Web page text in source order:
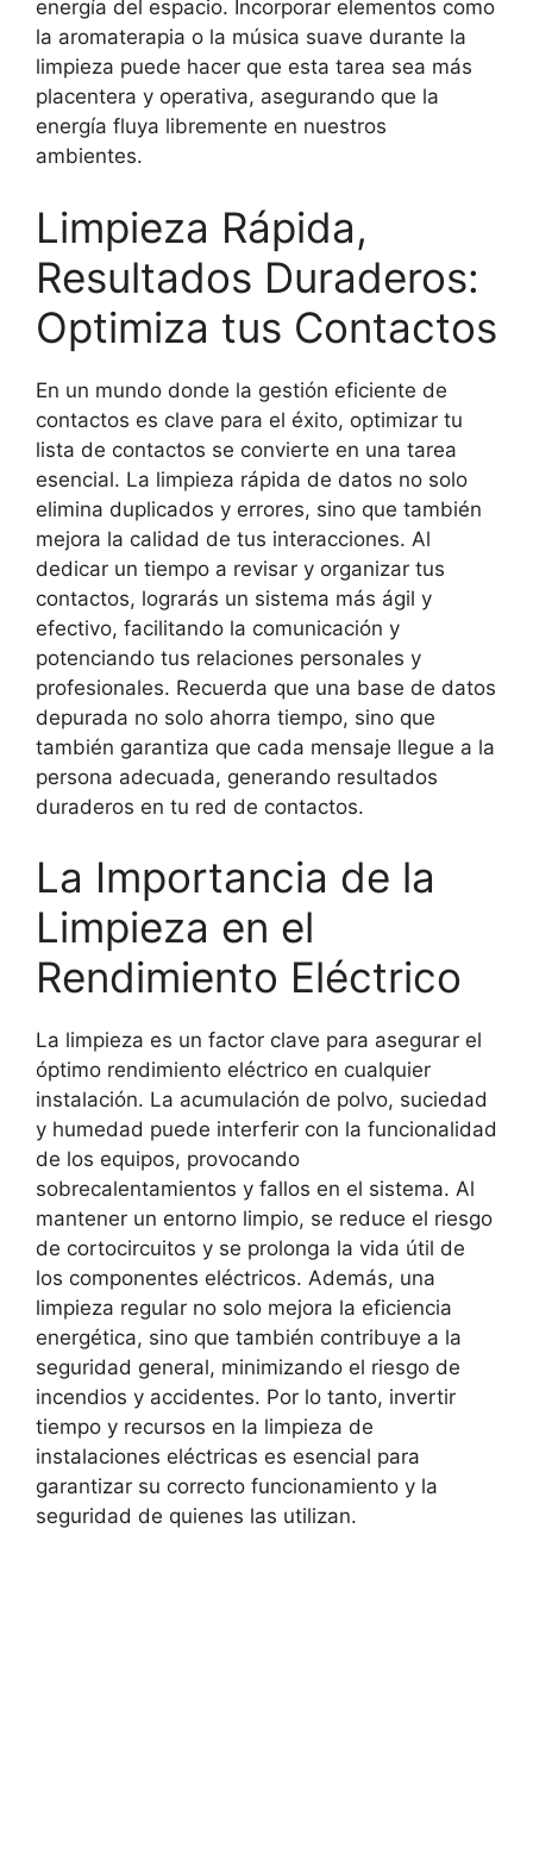
energía del espacio. Incorporar elementos como
la aromaterapia o la música suave durante la
limpieza puede hacer que esta tarea sea más
placentera y operativa, asegurando que la
energía fluya libremente en nuestros
ambientes.
Limpieza Rápida,
Resultados Duraderos:
Optimiza tus Contactos
En un mundo donde la gestión eficiente de
contactos es clave para el éxito, optimizar tu
lista de contactos se convierte en una tarea
esencial. La limpieza rápida de datos no solo
elimina duplicados y errores, sino que también
mejora la calidad de tus interacciones. Al
dedicar un tiempo a revisar y organizar tus
contactos, lograrás un sistema más ágil y
efectivo, facilitando la comunicación y
potenciando tus relaciones personales y
profesionales. Recuerda que una base de datos
depurada no solo ahorra tiempo, sino que
también garantiza que cada mensaje llegue a la
persona adecuada, generando resultados
duraderos en tu red de contactos.
La Importancia de la
Limpieza en el
Rendimiento Eléctrico
La limpieza es un factor clave para asegurar el
óptimo rendimiento eléctrico en cualquier
instalación. La acumulación de polvo, suciedad
y humedad puede interferir con la funcionalidad
de los equipos, provocando
sobrecalentamientos y fallos en el sistema. Al
mantener un entorno limpio, se reduce el riesgo
de cortocircuitos y se prolonga la vida útil de
los componentes eléctricos. Además, una
limpieza regular no solo mejora la eficiencia
energética, sino que también contribuye a la
seguridad general, minimizando el riesgo de
incendios y accidentes. Por lo tanto, invertir
tiempo y recursos en la limpieza de
instalaciones eléctricas es esencial para
garantizar su correcto funcionamiento y la
seguridad de quienes las utilizan.